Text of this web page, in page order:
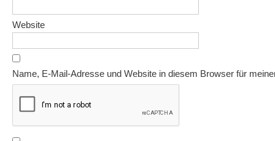
Website
Name, E-Mail-Adresse und Website in diesem Browser für